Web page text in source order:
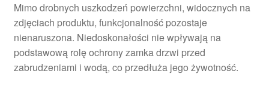
Mimo drobnych uszkodzeń powierzchni, widocznych na
zdjęciach produktu, funkcjonalność pozostaje
nienaruszona. Niedoskonałości nie wpływają na
podstawową rolę ochrony zamka drzwi przed
zabrudzeniami i wodą, co przedłuża jego żywotność.